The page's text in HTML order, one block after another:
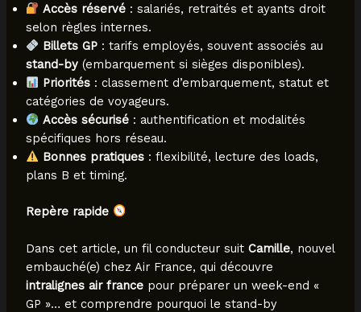
Accès réservé : salariés, retraités et ayants droit
selon règles internes.
Billets GP : tarifs employés, souvent associés au
stand-by(embarquement si sièges disponibles).
Priorités : classement d’embarquement, statut et
catégories de voyageurs.
Accès sécurisé : authentification et modalités
spécifiques hors réseau.
Bonnes pratiques : flexibilité, lecture des loads,
plans B et timing.
Repère rapide
Dans cet article, un fil conducteur suit Camille, nouvel
embauché(e) chez Air France, qui découvre
intralignes air francepour préparer un week-end «
GP »… et comprendre pourquoi le stand-by